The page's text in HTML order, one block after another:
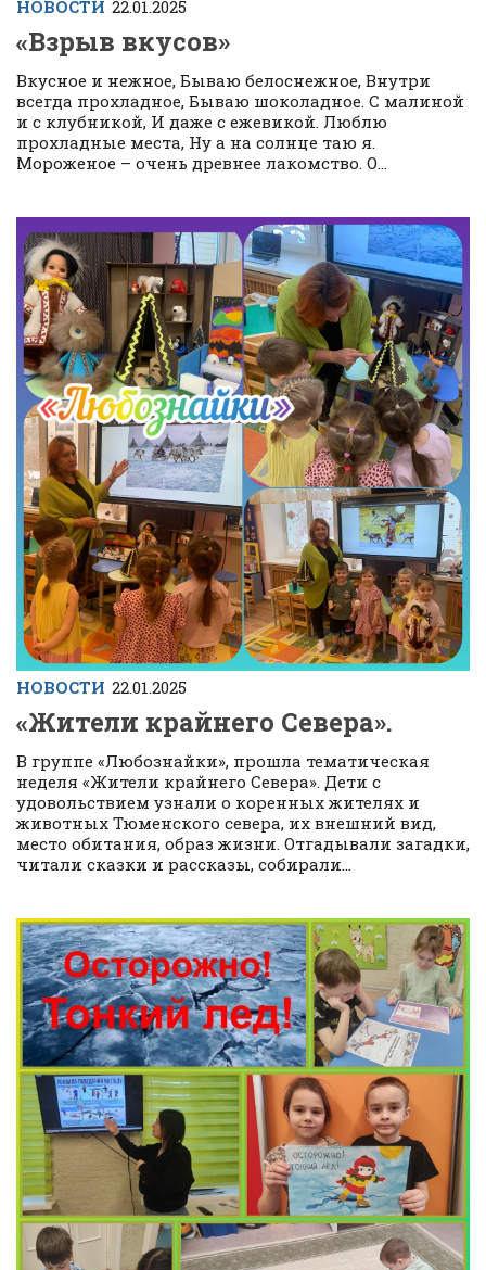
НОВОСТИ 22.01.2025
«Взрыв вкусов»
Вкусное и нежное, ​Бываю белоснежное, ​Внутри
всегда прохладное, ​Бываю шоколадное. ​С малиной
и с клубникой, И даже с ежевикой. Люблю
прохладные места, Ну а на солнце таю я.
Мороженое – очень древнее лакомство. О...
НОВОСТИ 22.01.2025
«Жители крайнего Севера».
В группе «Любознайки», прошла тематическая
неделя «Жители крайнего Севера». Дети с
удовольствием узнали о коренных жителях и
животных Тюменского севера, их внешний вид,
место обитания, образ жизни. Отгадывали загадки,
читали сказки и рассказы, собирали...